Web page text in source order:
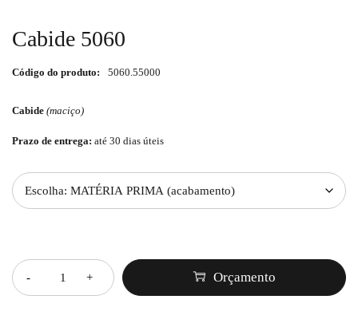
Cabide 5060
Código do produto: 5060.55000
Cabide (maciço)
Prazo de entrega: até 30 dias úteis
Orçamento